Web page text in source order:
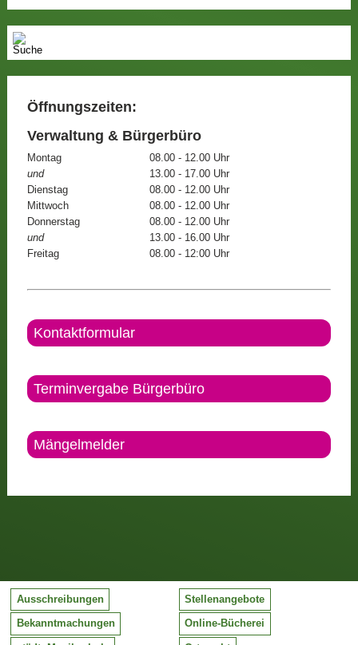
Öffnungszeiten:
Verwaltung & Bürgerbüro
Montag
08.00 - 12.00 Uhr
und
13.00 - 17.00 Uhr
Dienstag
08.00 - 12.00 Uhr
Mittwoch
08.00 - 12.00 Uhr
Donnerstag
08.00 - 12.00 Uhr
und
13.00 - 16.00 Uhr
Freitag
08.00 - 12:00 Uhr
Kontaktformular
Terminvergabe Bürgerbüro
Mängelmelder
Ausschreibungen Stellenangebote
Bekanntmachungen Online-Bücherei